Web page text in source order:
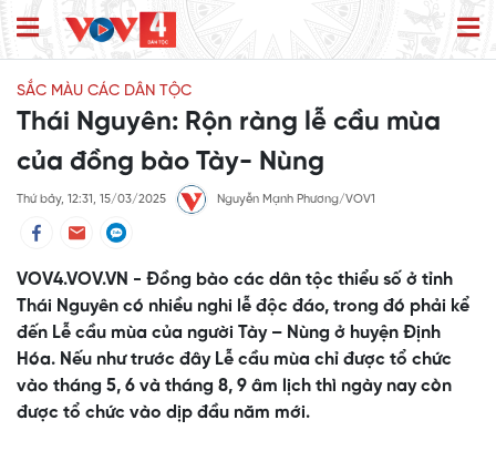
SẮC MÀU CÁC DÂN TỘC
Thái Nguyên: Rộn ràng lễ cầu mùa
của đồng bào Tày- Nùng
Thứ bảy, 12:31, 15/03/2025 Nguyễn Mạnh Phương/VOV1
VOV4.VOV.VN - Đồng bào các dân tộc thiểu số ở tỉnh
Thái Nguyên có nhiều nghi lễ độc đáo, trong đó phải kể
đến Lễ cầu mùa của người Tày – Nùng ở huyện Định
Hóa. Nếu như trước đây Lễ cầu mùa chỉ được tổ chức
vào tháng 5, 6 và tháng 8, 9 âm lịch thì ngày nay còn
được tổ chức vào dịp đầu năm mới.